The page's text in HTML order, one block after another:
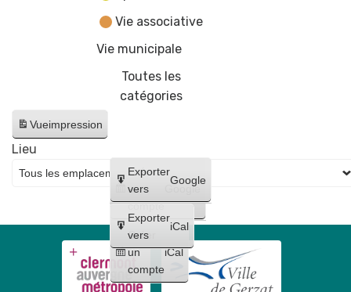
Vie associative
Vie municipale
Toutes les
catégories
Vueimpression
Créer
un
compte
Google
Créer
un
compte
iCal
Exporter
vers
Google
Exporter
vers
iCal
Lieu